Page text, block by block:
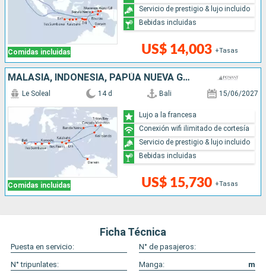
Comidas incluidas US$ 14,003 +Tasas
Servicio de prestigio & lujo incluido
Bebidas incluidas
MALASIA, INDONESIA, PAPÚA NUEVA GUINEA, AUSTRALIA
Comidas incluidas
Le Soleal 14 d Bali 15/06/2027
US$ 15,730 +Tasas
Lujo a la francesa
Conexión wifi ilimitado de cortesía
Servicio de prestigio & lujo incluido
Bebidas incluidas
Ficha Técnica
Puesta en servicio:
N° de pasajeros:
N° tripunlates:
Manga:
m